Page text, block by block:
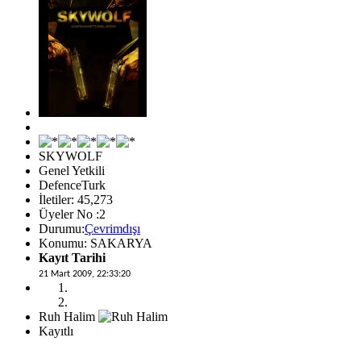
SKYWOLF
Genel Yetkili
DefenceTurk
İletiler: 45,273
Üyeler No :2
Durumu:Çevrimdışı
Konumu: SAKARYA
Kayıt Tarihi
21 Mart 2009, 22:33:20
Ruh Halim
Kayıtlı